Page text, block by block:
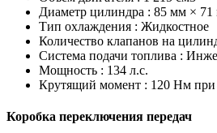
Диаметр цилиндра : 85 мм × 71
Тип охлаждения : Жидкостное
Количество клапанов на
Система подачи топлива :
Мощность : 134 л.с.
Крутящий момент : 120 Нм при
Коробка переключения передач